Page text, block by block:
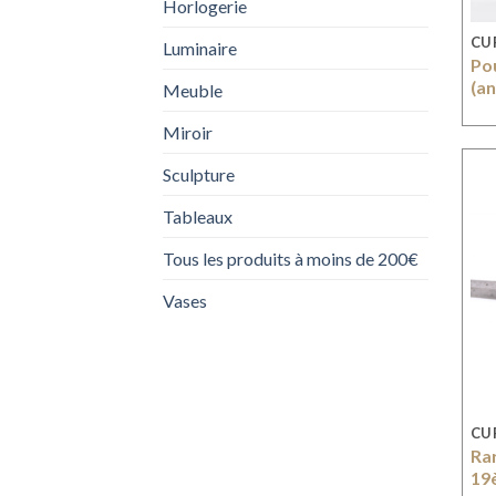
Horlogerie
Luminaire
Meuble
Miroir
Sculpture
Tableaux
Tous les produits à moins de 200€
Vases